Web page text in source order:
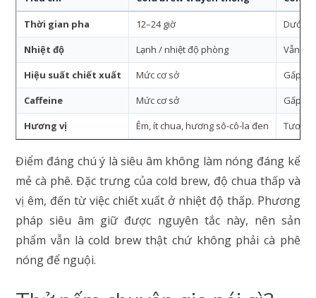
Thời gian pha 12–24 giờ
Dưới 3
Nhiệt độ
Lạnh / nhiệt độ phòng
Vẫn
Hiệu suất chiết xuất
Mức cơ sở
Gấp
Caffeine
Mức cơ sở
Gấp
Hương vị
Êm, ít chua, hương sô-cô-la đen Tương
Điểm đáng chú ý là siêu âm không làm nóng đáng kể
mẻ cà phê. Đặc trưng của cold brew, độ chua thấp và
vị êm, đến từ việc chiết xuất ở nhiệt độ thấp. Phương
pháp siêu âm giữ được nguyên tắc này, nên sản
phẩm vẫn là cold brew thật chứ không phải cà phê
nóng để nguội.